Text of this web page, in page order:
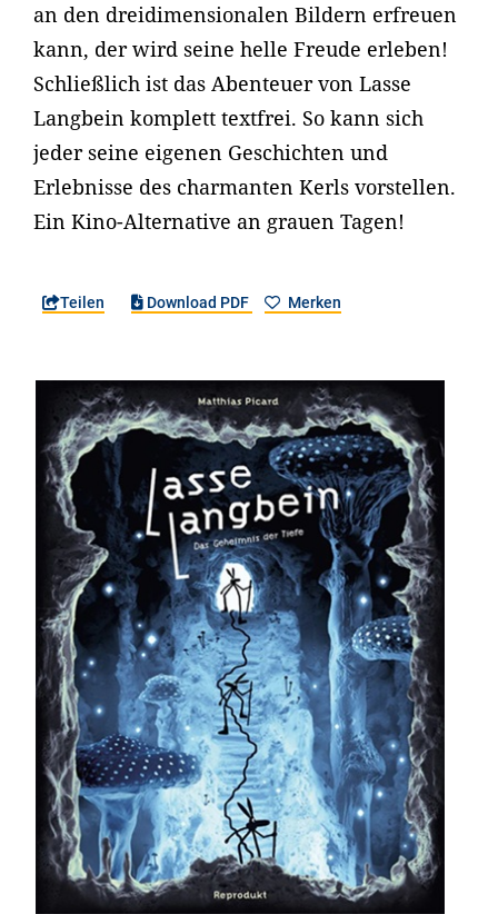
an den dreidimensionalen Bildern erfreuen
kann, der wird seine helle Freude erleben!
Schließlich ist das Abenteuer von Lasse
Langbein komplett textfrei. So kann sich
jeder seine eigenen Geschichten und
Erlebnisse des charmanten Kerls vorstellen.
Ein Kino-Alternative an grauen Tagen!
Teilen Download PDF Merken